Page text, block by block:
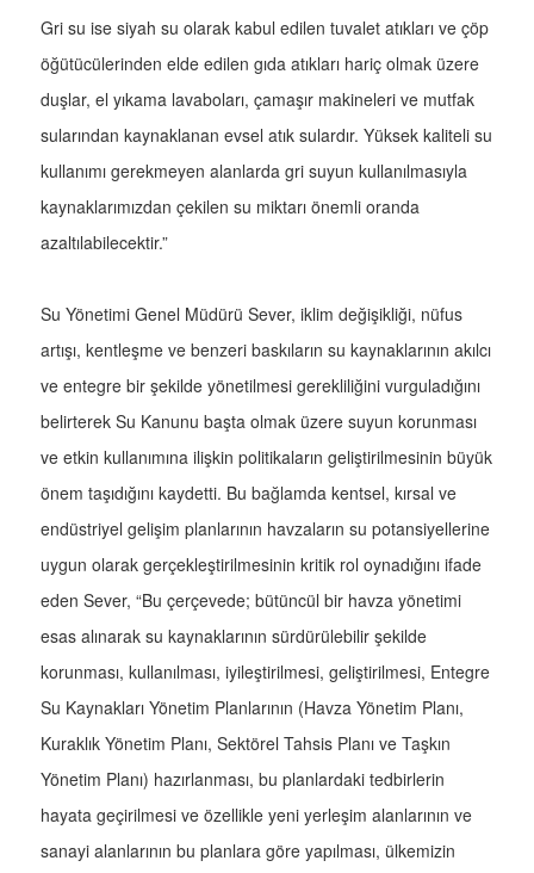
Gri su ise siyah su olarak kabul edilen tuvalet atıkları ve çöp
öğütücülerinden elde edilen gıda atıkları hariç olmak üzere
duşlar, el yıkama lavaboları, çamaşır makineleri ve mutfak
sularından kaynaklanan evsel atık sulardır. Yüksek kaliteli su
kullanımı gerekmeyen alanlarda gri suyun kullanılmasıyla
kaynaklarımızdan çekilen su miktarı önemli oranda
azaltılabilecektir.”
Su Yönetimi Genel Müdürü Sever, iklim değişikliği, nüfus
artışı, kentleşme ve benzeri baskıların su kaynaklarının akılcı
ve entegre bir şekilde yönetilmesi gerekliliğini vurguladığını
belirterek Su Kanunu başta olmak üzere suyun korunması
ve etkin kullanımına ilişkin politikaların geliştirilmesinin büyük
önem taşıdığını kaydetti. Bu bağlamda kentsel, kırsal ve
endüstriyel gelişim planlarının havzaların su potansiyellerine
uygun olarak gerçekleştirilmesinin kritik rol oynadığını ifade
eden Sever, “Bu çerçevede; bütüncül bir havza yönetimi
esas alınarak su kaynaklarının sürdürülebilir şekilde
korunması, kullanılması, iyileştirilmesi, geliştirilmesi, Entegre
Su Kaynakları Yönetim Planlarının (Havza Yönetim Planı,
Kuraklık Yönetim Planı, Sektörel Tahsis Planı ve Taşkın
Yönetim Planı) hazırlanması, bu planlardaki tedbirlerin
hayata geçirilmesi ve özellikle yeni yerleşim alanlarının ve
sanayi alanlarının bu planlara göre yapılması, ülkemizin